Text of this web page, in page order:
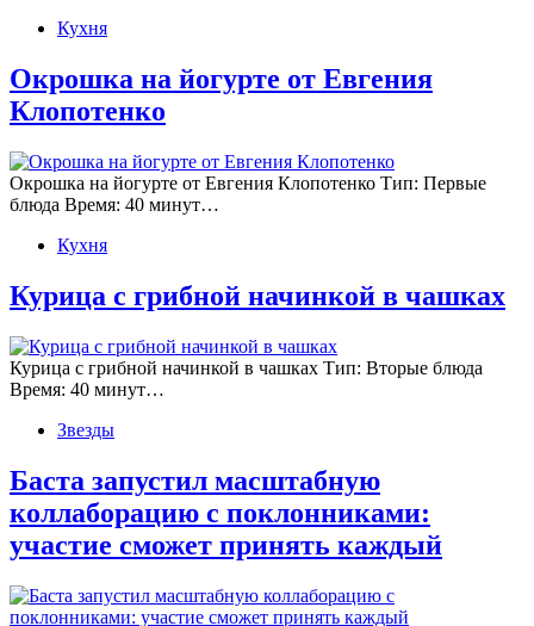
Кухня
Окрошка на йогурте от Евгения
Клопотенко
Окрошка на йогурте от Евгения Клопотенко Тип: Первые
блюда Время: 40 минут…
Кухня
Курица с грибной начинкой в чашках
Курица с грибной начинкой в чашках Тип: Вторые блюда
Время: 40 минут…
Звезды
Баста запустил масштабную
коллаборацию с поклонниками:
участие сможет принять каждый